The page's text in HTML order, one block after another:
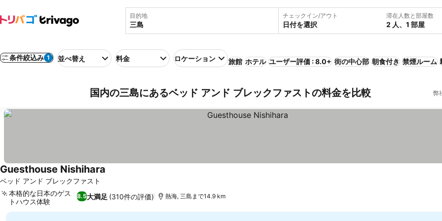
目的地 チェックイン/アウト
日付を選択
滞在人数と部屋数
2 人、1 部屋
条件絞込み 1 並べ替え 料金 ロケーション 旅館 ホテル ユーザー評価 : 8.0+ 街の中心部 朝食付き 禁煙ルーム
国内の三島にあるベッド アンド ブレックファストの料金を比較 弊
ベッド アンド ブレックファスト
Guesthouse Nishihara
8.5大満足 (310件の評価)
本格的な日本のゲス
トハウス体験
熱海, 三島まで14.9 km